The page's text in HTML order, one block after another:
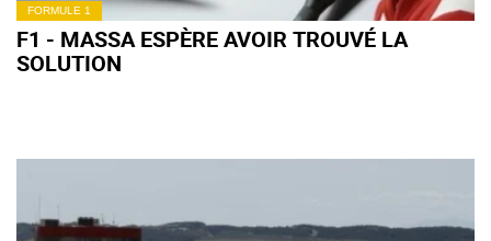
FORMULE 1
F1 - MASSA ESPÈRE AVOIR TROUVÉ LA
SOLUTION